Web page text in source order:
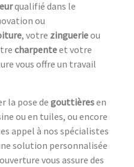
qualifié dans le
ou
, votre zinguerieou
charpenteet votre
vous offre un travail
la pose de gouttièresen
ou en tuiles, ou encore
appel à nos spécialistes
solution personnalisée
vous assure des